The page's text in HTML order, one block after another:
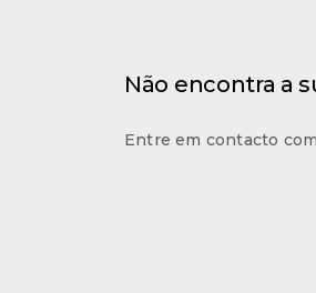
Não encontra a
Entre em contacto